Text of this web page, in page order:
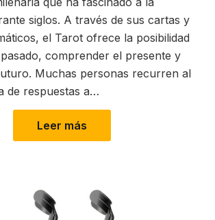
siglos. A través de sus cartas y
el Tarot ofrece la posibilidad
comprender el presente y
Muchas personas recurren al
de respuestas a…
Leer más